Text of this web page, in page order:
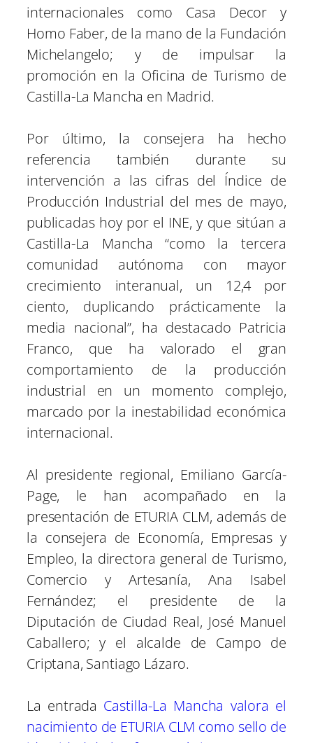
internacionales como Casa Decor y
Homo Faber, de la mano de la Fundación
Michelangelo; y de impulsar la
promoción en la Oficina de Turismo de
Castilla-La Mancha en Madrid.
Por último, la consejera ha hecho
referencia también durante su
intervención a las cifras del Índice de
Producción Industrial del mes de mayo,
publicadas hoy por el INE, y que sitúan a
Castilla-La Mancha “como la tercera
comunidad autónoma con mayor
crecimiento interanual, un 12,4 por
ciento, duplicando prácticamente la
media nacional”, ha destacado Patricia
Franco, que ha valorado el gran
comportamiento de la producción
industrial en un momento complejo,
marcado por la inestabilidad económica
internacional.
Al presidente regional, Emiliano García-
Page, le han acompañado en la
presentación de ETURIA CLM, además de
la consejera de Economía, Empresas y
Empleo, la directora general de Turismo,
Comercio y Artesanía, Ana Isabel
Fernández; el presidente de la
Diputación de Ciudad Real, José Manuel
Caballero; y el alcalde de Campo de
Criptana, Santiago Lázaro.
La entrada Castilla-La Mancha valora el
nacimiento de ETURIA CLM como sello de